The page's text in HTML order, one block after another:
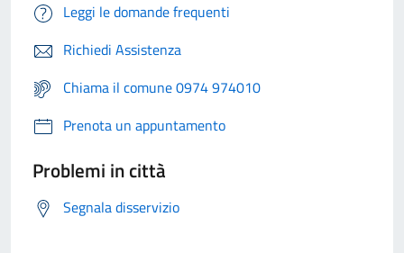
Leggi le domande frequenti
Richiedi Assistenza
Chiama il comune 0974 974010
Prenota un appuntamento
Problemi in città
Segnala disservizio